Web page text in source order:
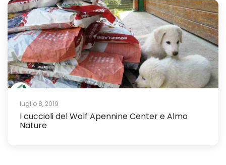
luglio 8, 2019
I cuccioli del Wolf Apennine Center e Almo
Nature